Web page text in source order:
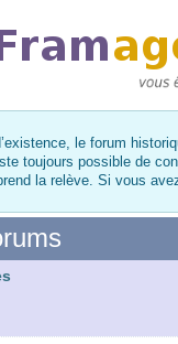
le forum
toujours possible de
la relève. Si vous